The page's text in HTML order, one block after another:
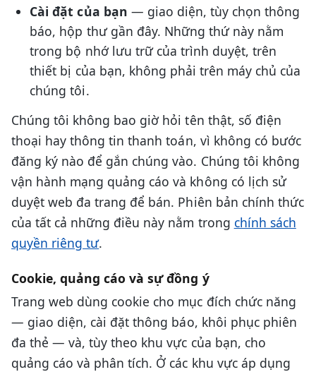
Cài đặt của bạn — giao diện, tùy chọn thông
báo, hộp thư gần đây. Những thứ này nằm
trong bộ nhớ lưu trữ của trình duyệt, trên
thiết bị của bạn, không phải trên máy chủ của
chúng tôi.
Chúng tôi không bao giờ hỏi tên thật, số điện
thoại hay thông tin thanh toán, vì không có bước
đăng ký nào để gắn chúng vào. Chúng tôi không
vận hành mạng quảng cáo và không có lịch sử
duyệt web đa trang để bán. Phiên bản chính thức
của tất cả những điều này nằm trong chính sách
quyền riêng tư.
Cookie, quảng cáo và sự đồng ý
Trang web dùng cookie cho mục đích chức năng
— giao diện, cài đặt thông báo, khôi phục phiên
đa thẻ — và, tùy theo khu vực của bạn, cho
quảng cáo và phân tích. Ở các khu vực áp dụng